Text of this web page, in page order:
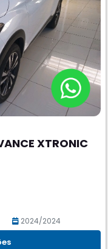
XTRONIC
2024/2024